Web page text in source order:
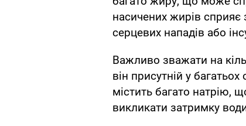
насичених жирів
серцевих нападів або
Важливо зважати на
він присутній у
містить багато натрію,
викликати затримку